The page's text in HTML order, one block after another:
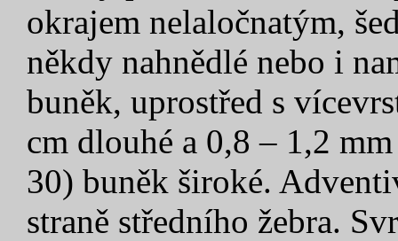
okrajem nelaločnatým,
někdy nahnědlé nebo i
buněk, uprostřed s
cm dlouhé a 0,8 – 1,2
30) buněk široké.
straně středního žebra.